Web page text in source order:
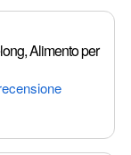
Alimento per